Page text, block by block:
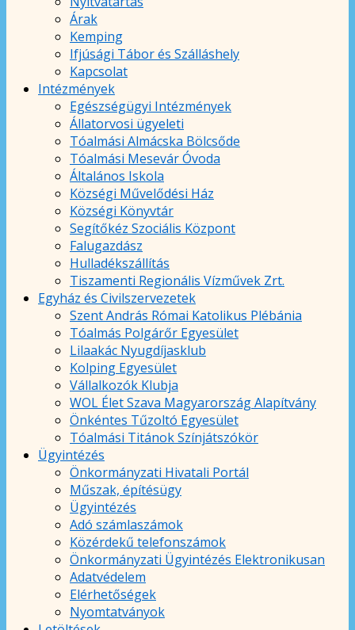
Árak
Kemping
Ifjúsági Tábor és Szálláshely
Kapcsolat
Intézmények
Egészségügyi Intézmények
Állatorvosi ügyeleti
Tóalmási Almácska Bölcsőde
Tóalmási Mesevár Óvoda
Általános Iskola
Községi Művelődési Ház
Községi Könyvtár
Segítőkéz Szociális Központ
Falugazdász
Hulladékszállítás
Tiszamenti Regionális Vízművek Zrt.
Egyház és Civilszervezetek
Szent András Római Katolikus Plébánia
Tóalmás Polgárőr Egyesület
Lilaakác Nyugdíjasklub
Kolping Egyesület
Vállalkozók Klubja
WOL Élet Szava Magyarország Alapítvány
Önkéntes Tűzoltó Egyesület
Tóalmási Titánok Színjátszókör
Ügyintézés
Önkormányzati Hivatali Portál
Műszak, építésügy
Ügyintézés
Adó számlaszámok
Közérdekű telefonszámok
Önkormányzati Ügyintézés Elektronikusan
Adatvédelem
Elérhetőségek
Nyomtatványok